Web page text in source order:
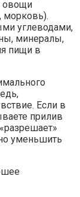
овощи
морковь).
углеводами,
минералы,
пищи в
Если в
прилив
уменьшить